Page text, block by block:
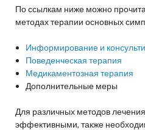
По ссылкам ниже можно
методах терапии основных
Информирование и
Поведенческая терапия
Медикаментозная терапия
Дополнительные меры
Для различных методов
эффективными, также